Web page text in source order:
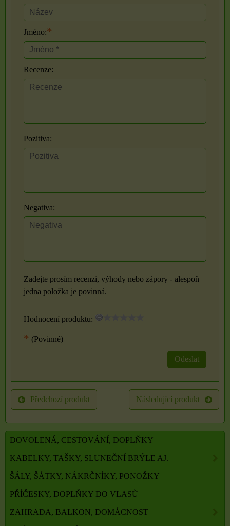
Jméno:*
Recenze:
Pozitiva:
Negativa:
Zadejte prosím recenzi, výhody nebo zápory - alespoň
jedna položka je povinná.
Hodnocení produktu:
* (Povinné)
Odeslat
Předchozí produkt Následující produkt
DOVOLENÁ, CESTOVÁNÍ, DOPLŇKY
KABELKY, TAŠKY, SLUNEČNÍ BRÝLE AJ.
ŠÁLY, ŠÁTKY, NÁKRČNÍKY, PONOŽKY
PŘÍČESKY, DOPLŇKY DO VLASŮ
ZAHRADA, BALKON, DOMÁCNOST